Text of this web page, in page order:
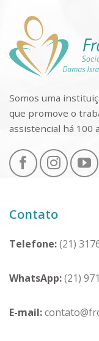
Somos uma
que promove o
assistencial há 100
Contato
Telefone:(21)
WhatsApp:(21)
E-mail: